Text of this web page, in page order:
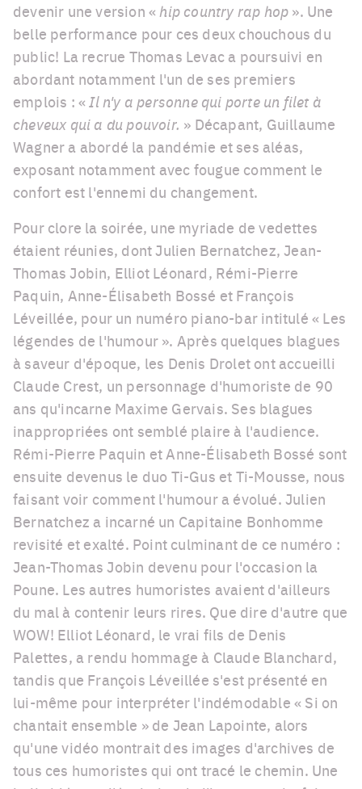
devenir une version «hip country rap hop ». Une
belle performance pour ces deux chouchous du
public! La recrue Thomas Levac a poursuivi en
abordant notamment l'un de ses premiers
emplois : «Il n'y a personne qui porte un filet à
cheveux qui a du pouvoir. » Décapant, Guillaume
Wagner a abordé la pandémie et ses aléas,
exposant notamment avec fougue comment le
confort est l'ennemi du changement.
Pour clore la soirée, une myriade de vedettes
étaient réunies, dont Julien Bernatchez, Jean-
Thomas Jobin, Elliot Léonard, Rémi-Pierre
Paquin, Anne-Élisabeth Bossé et François
Léveillée, pour un numéro piano-bar intitulé « Les
légendes de l'humour ». Après quelques blagues
à saveur d'époque, les Denis Drolet ont accueilli
Claude Crest, un personnage d'humoriste de 90
ans qu'incarne Maxime Gervais. Ses blagues
inappropriées ont semblé plaire à l'audience.
Rémi-Pierre Paquin et Anne-Élisabeth Bossé sont
ensuite devenus le duo Ti-Gus et Ti-Mousse, nous
faisant voir comment l'humour a évolué. Julien
Bernatchez a incarné un Capitaine Bonhomme
revisité et exalté. Point culminant de ce numéro :
Jean-Thomas Jobin devenu pour l'occasion la
Poune. Les autres humoristes avaient d'ailleurs
du mal à contenir leurs rires. Que dire d'autre que
WOW! Elliot Léonard, le vrai fils de Denis
Palettes, a rendu hommage à Claude Blanchard,
tandis que François Léveillée s'est présenté en
lui-même pour interpréter l'indémodable « Si on
chantait ensemble » de Jean Lapointe, alors
qu'une vidéo montrait des images d'archives de
tous ces humoristes qui ont tracé le chemin. Une